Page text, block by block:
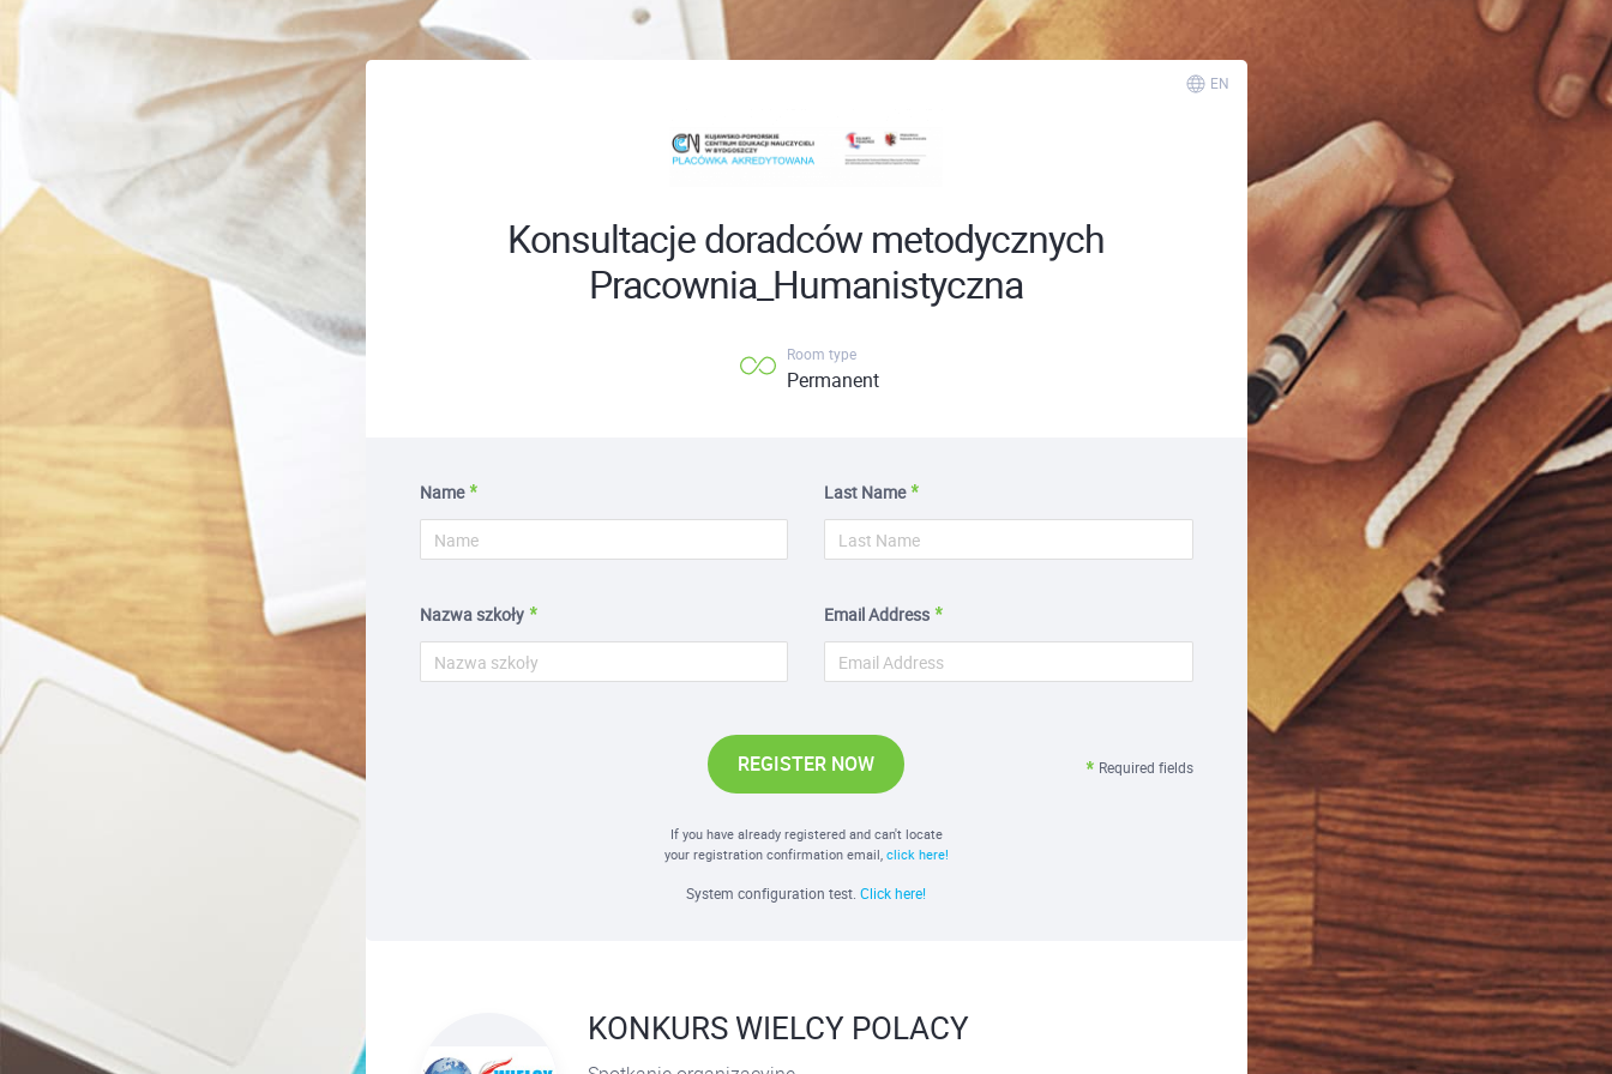
EN
Konsultacje doradców metodycznych
Pracownia_Humanistyczna
Room type
Permanent
Name Last Name
Nazwa szkoły Email Address
Required fields
REGISTER NOW
If you have already registered and can't locate
your registration confirmation email, click here!
System configuration test. Click here!
KONKURS WIELCY POLACY